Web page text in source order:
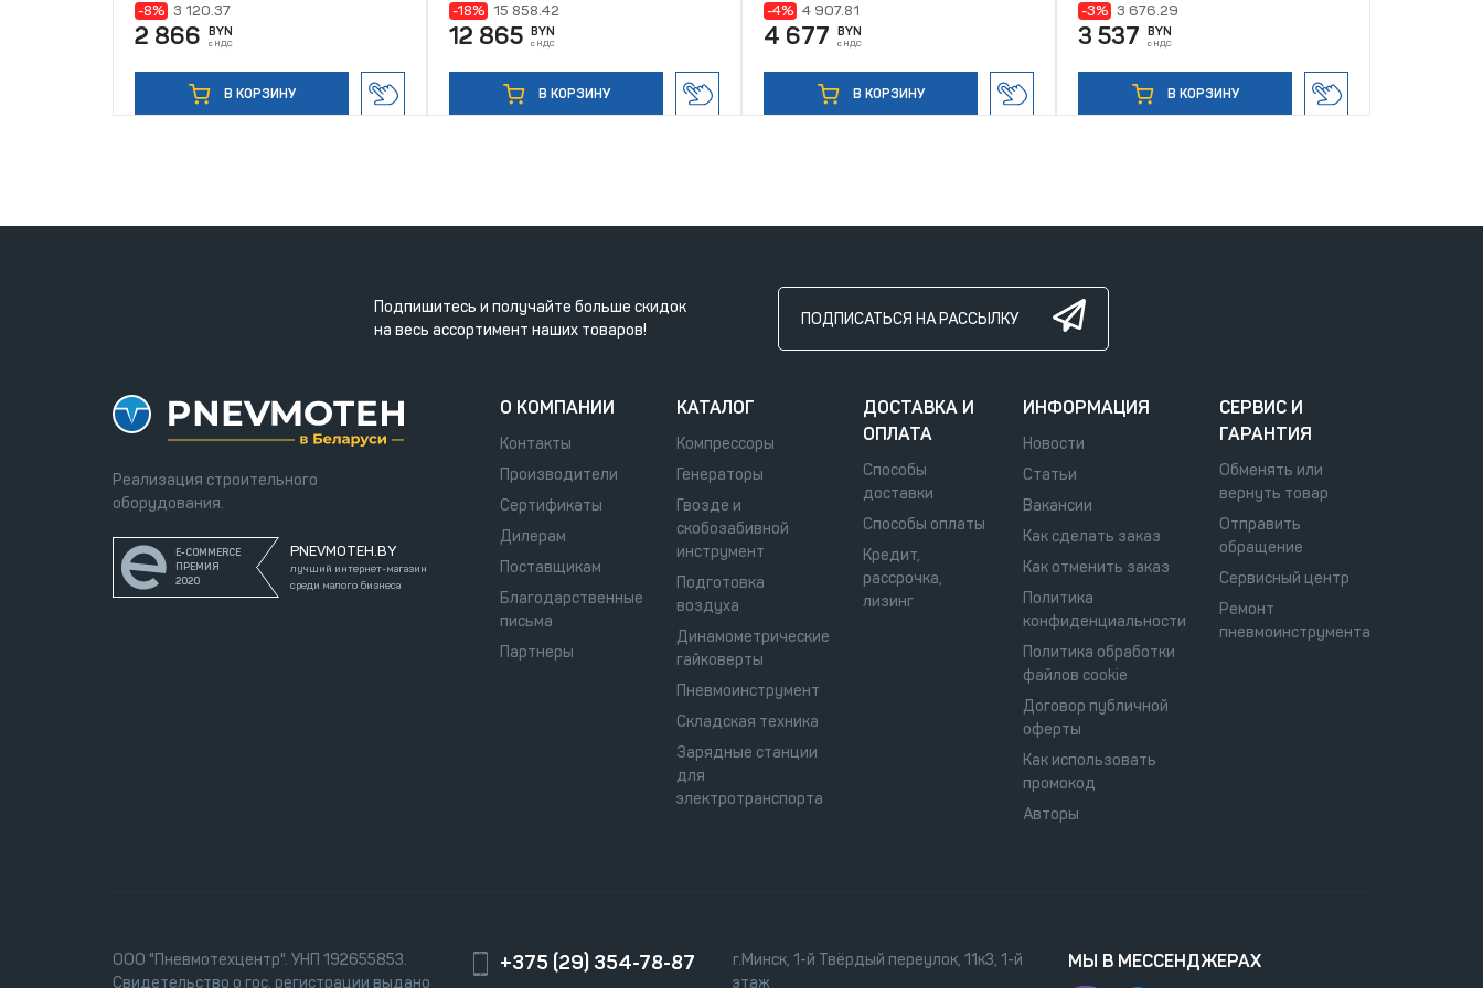
-8% 3 120.37
2 866 BYN
с НДС
В КОРЗИНУ
-18% 15 858.42
12 865 BYN
с НДС
В КОРЗИНУ
-4% 4 907.81
4 677 BYN
с НДС
В КОРЗИНУ
-3% 3 676.29
3 537 BYN
с НДС
В КОРЗИНУ
Подпишитесь и получайте больше скидок
на весь ассортимент наших товаров!
ПОДПИСАТЬСЯ НА РАССЫЛКУ
Реализация строительного
оборудования.
E-COMMERCE
ПРЕМИЯ
2020
PNEVMOTEH.BY
лучший интернет-магазин
среди малого бизнеса
О КОМПАНИИ
Контакты
Производители
Сертификаты
Дилерам
Поставщикам
Благодарственные
письма
Партнеры
КАТАЛОГ
Компрессоры
Генераторы
Гвозде и
скобозабивной
инструмент
Подготовка
воздуха
Динамометрические
гайковерты
Пневмоинструмент
Складская техника
Зарядные станции
для
электротранспорта
ДОСТАВКА И
ОПЛАТА
Способы
доставки
Способы оплаты
Кредит,
рассрочка,
лизинг
ИНФОРМАЦИЯ
Новости
Статьи
Вакансии
Как сделать заказ
Как отменить заказ
Политика
конфиденциальности
Политика обработки
файлов cookie
Договор публичной
оферты
Как использовать
промокод
Авторы
СЕРВИС И
ГАРАНТИЯ
Обменять или
вернуть товар
Отправить
обращение
Сервисный центр
Ремонт
пневмоинструмента
ООО "Пневмотехцентр". УНП 192655853.
Свидетельство о гос. регистрации выдано
+375 (29) 354-78-87
г.Минск, 1-й Твёрдый переулок, 11к3, 1-й
этаж
МЫ В МЕССЕНДЖЕРАХ